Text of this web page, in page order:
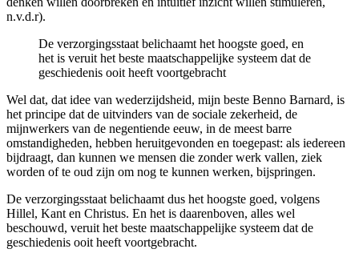
n.v.d.r).
De verzorgingsstaat belichaamt het hoogste goed, en
het is veruit het beste maatschappelijke systeem dat de
geschiedenis ooit heeft voortgebracht
Wel dat, dat idee van wederzijdsheid, mijn beste Benno Barnard, is
het principe dat de uitvinders van de sociale zekerheid, de
mijnwerkers van de negentiende eeuw, in de meest barre
omstandigheden, hebben heruitgevonden en toegepast: als iedereen
bijdraagt, dan kunnen we mensen die zonder werk vallen, ziek
worden of te oud zijn om nog te kunnen werken, bijspringen.
De verzorgingsstaat belichaamt dus het hoogste goed, volgens
Hillel, Kant en Christus. En het is daarenboven, alles wel
beschouwd, veruit het beste maatschappelijke systeem dat de
geschiedenis ooit heeft voortgebracht.